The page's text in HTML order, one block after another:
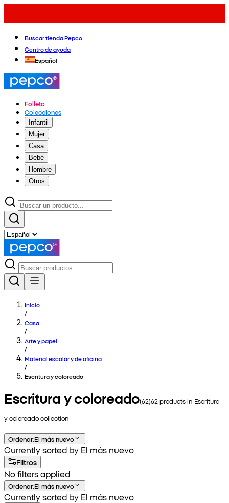
Buscar tienda Pepco
Centro de ayuda
Español
Folleto
Colecciones
Infantil
Mujer
Casa
Bebé
Hombre
Otros
Inicio
/
Casa
/
Arte y papel
/
Material escolar y de oficina
/
Escritura y coloreado
Escritura y coloreado(62)62products in Escritura
y coloreadocollection
Ordenar:El más nuevo
Currently sorted by El más nuevo
Filtros
No filters applied
Ordenar:El más nuevo
Currently sorted by El más nuevo